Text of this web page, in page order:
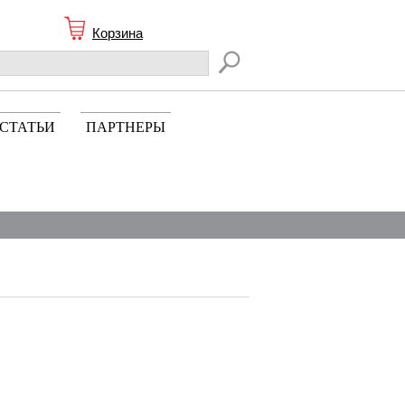
Корзина
ПАРТНЕРЫ